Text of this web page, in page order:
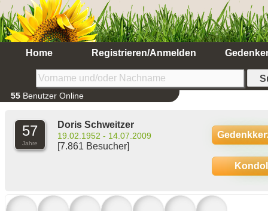
Home Registrieren/Anmelden
55 Benutzer Online
57
Jahre
Doris Schweitzer
19.02.1952 - 14.07.2009
[7.861 Besucher]